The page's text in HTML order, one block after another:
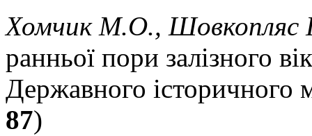
Хомчик М.О., Шовкопляс
ранньої пори залізного
Державного
87)